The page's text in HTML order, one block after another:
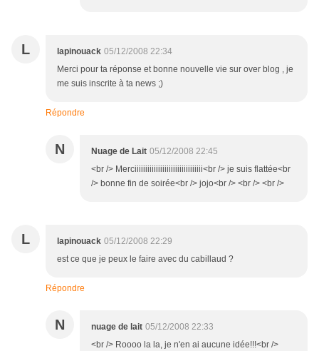
L lapinouack 05/12/2008 22:34
Merci pour ta réponse et bonne nouvelle vie sur over blog , je
me suis inscrite à ta news ;)
Répondre
N Nuage de Lait 05/12/2008 22:45
<br /> Merciiiiiiiiiiiiiiiiiiiiiiiiiiiiiiii<br /> je suis flattée<br
/> bonne fin de soirée<br /> jojo<br /> <br /> <br />
L lapinouack 05/12/2008 22:29
est ce que je peux le faire avec du cabillaud ?
Répondre
N nuage de lait 05/12/2008 22:33
<br /> Roooo la la, je n'en ai aucune idée!!!<br />